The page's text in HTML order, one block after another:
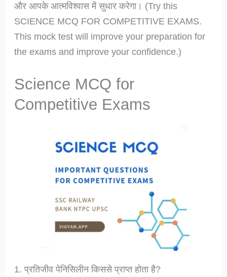
और आपके आत्मविश्वास में सुधार करेगा। (Try this
SCIENCE MCQ FOR COMPETITIVE EXAMS.
This mock test will improve your preparation for
the exams and improve your confidence.)
Science MCQ for
Competitive Exams
1. प्रतिजीव पेनिसिलीन किससे प्राप्त होता है?